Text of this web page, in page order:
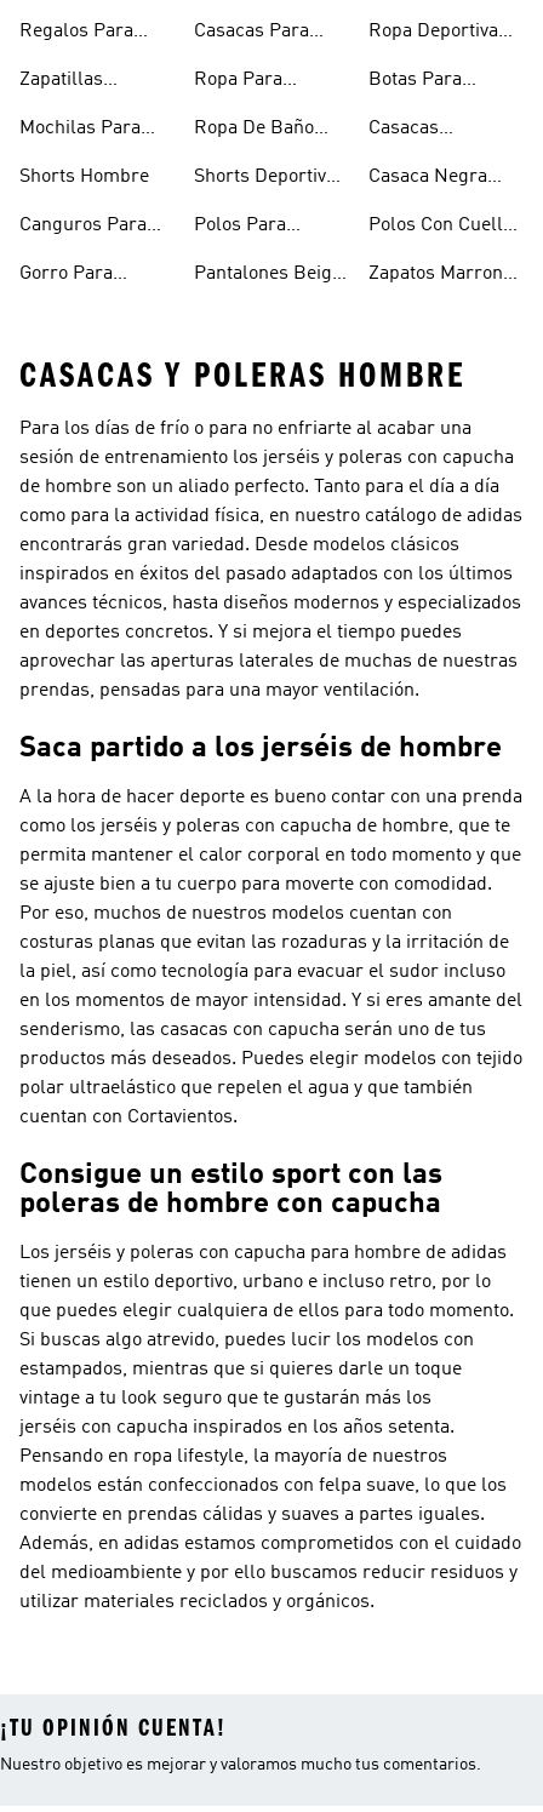
Regalos Para
Zapatillas
Mochilas Para
Shorts Hombre
Canguros Para
Gorro Para
Casacas Para
Ropa Para
Ropa De Baño
Shorts Deportivos
Polos Para
Pantalones Beige
Ropa Deportiva
Botas Para
Casacas
Hombre
Casaca Negra
Polos Con Cuello
Zapatos Marron
CASACAS Y POLERAS HOMBRE
Para los días de frío o para no enfriarte al acabar una
sesión de entrenamiento los jerséis y poleras con capucha
de hombre son un aliado perfecto. Tanto para el día a día
como para la actividad física, en nuestro catálogo de adidas
encontrarás gran variedad. Desde modelos clásicos
inspirados en éxitos del pasado adaptados con los últimos
avances técnicos, hasta diseños modernos y especializados
en deportes concretos. Y si mejora el tiempo puedes
aprovechar las aperturas laterales de muchas de nuestras
prendas, pensadas para una mayor ventilación.
Saca partido a los jerséis de hombre
A la hora de hacer deporte es bueno contar con una prenda
como los jerséis y poleras con capucha de hombre, que te
permita mantener el calor corporal en todo momento y que
se ajuste bien a tu cuerpo para moverte con comodidad.
Por eso, muchos de nuestros modelos cuentan con
costuras planas que evitan las rozaduras y la irritación de
la piel, así como tecnología para evacuar el sudor incluso
en los momentos de mayor intensidad. Y si eres amante del
senderismo, las casacas con capucha serán uno de tus
productos más deseados. Puedes elegir modelos con tejido
polar ultraelástico que repelen el agua y que también
cuentan con Cortavientos.
Consigue un estilo sport con las
poleras de hombre con capucha
Los jerséis y poleras con capucha para hombre de adidas
tienen un estilo deportivo, urbano e incluso retro, por lo
que puedes elegir cualquiera de ellos para todo momento.
Si buscas algo atrevido, puedes lucir los modelos con
estampados, mientras que si quieres darle un toque
vintage a tu look seguro que te gustarán más los
jerséis con capucha inspirados en los años setenta.
Pensando en ropa lifestyle, la mayoría de nuestros
modelos están confeccionados con felpa suave, lo que los
convierte en prendas cálidas y suaves a partes iguales.
Además, en adidas estamos comprometidos con el cuidado
del medioambiente y por ello buscamos reducir residuos y
utilizar materiales reciclados y orgánicos.
¡TU OPINIÓN CUENTA!
Nuestro objetivo es mejorar y valoramos mucho tus comentarios.